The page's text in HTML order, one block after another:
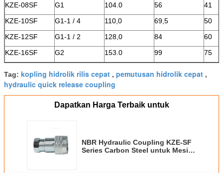
KZE-08SF
G1 104.0 56
41
KZE-10SF
G1-1 / 4 110,0 69,5
50
KZE-12SF
G1-1 / 2 128,0 84
60
KZE-16SF
G2 153.0 99 75
Tag: kopling hidrolik rilis cepat , pemutusan hidrolik cepat ,
hydraulic quick release coupling
Dapatkan Harga Terbaik untuk
NBR Hydraulic Coupling KZE-SF
Series Carbon Steel untuk Mesin